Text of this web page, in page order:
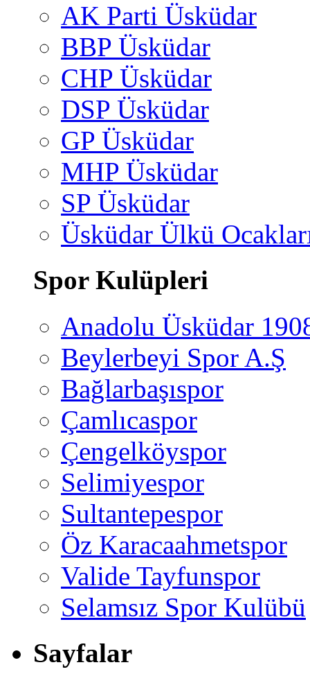
AK Parti Üsküdar
BBP Üsküdar
CHP Üsküdar
DSP Üsküdar
GP Üsküdar
MHP Üsküdar
SP Üsküdar
Üsküdar Ülkü
Spor Kulüpleri
Anadolu Üsküdar
Beylerbeyi Spor A.Ş
Bağlarbaşıspor
Çamlıcaspor
Çengelköyspor
Selimiyespor
Sultantepespor
Öz Karacaahmetspor
Valide Tayfunspor
Selamsız Spor Kulübü
Sayfalar